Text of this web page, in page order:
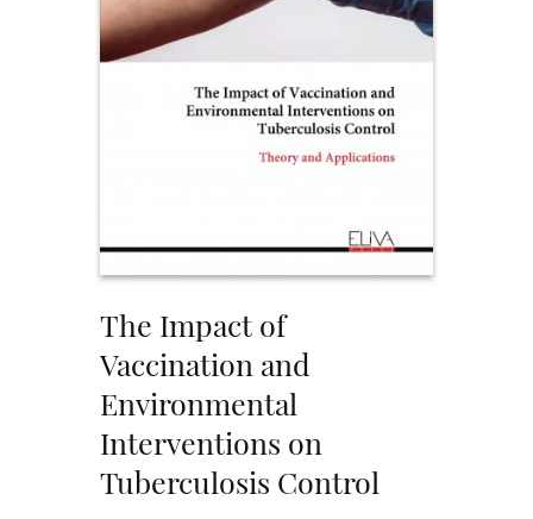
The Impact of
Vaccination and
Environmental
Interventions on
Tuberculosis Control